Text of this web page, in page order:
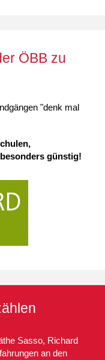
ÖBB zu
"denk mal
günstig!
Sasso, Richard
an den